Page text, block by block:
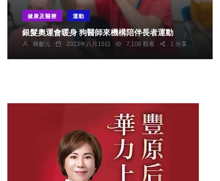
健康及醫療 運動
銀髮奧運會暖身 狗醫師來機構陪伴長者運動
林獻元 2023年八月15日 7,108 觀看 1 分享